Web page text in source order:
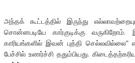
அந்தக் கூட்டத்தில் இருந்து
சொன்னபடியே கார்குடிக்கு
காரியங்களில் இவன் புத்தி
பேச்சில் உணர்ச்சி ததும்பியது.